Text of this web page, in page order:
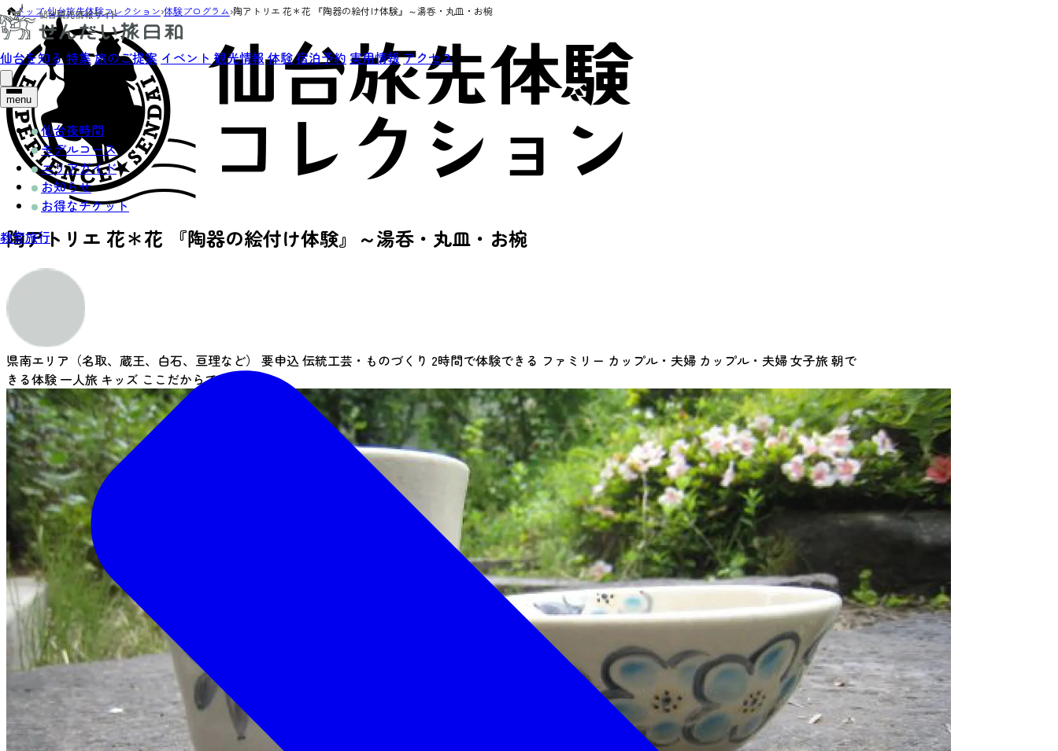
仙台を知る特集旅のご提案 イベント 観光情報 体験宿泊予約 実用情報アクセス
menu
仙台夜時間
モデルコース
エリアガイド
お知らせ
お得なチケット
教育旅行
トップ›仙台旅先体験コレクション›体験プログラム›陶アトリエ 花＊花 『陶器の絵付け体験』～湯呑・丸皿・お椀
陶アトリエ 花＊花 『陶器の絵付け体験』～湯呑・丸皿・お椀
県南エリア（名取、蔵王、白石、亘理など） 要申込 伝統工芸・ものづくり 2時間で体験できる ファミリー カップル・夫婦 カップル・夫婦女子旅朝で
きる体験 一人旅 キッズ ここだからできる